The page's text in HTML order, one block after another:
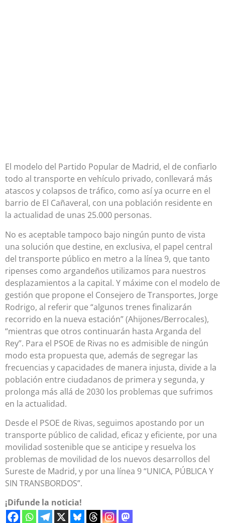
El modelo del Partido Popular de Madrid, el de confiarlo
todo al transporte en vehículo privado, conllevará más
atascos y colapsos de tráfico, como así ya ocurre en el
barrio de El Cañaveral, con una población residente en
la actualidad de unas 25.000 personas.
No es aceptable tampoco bajo ningún punto de vista
una solución que destine, en exclusiva, el papel central
del transporte público en metro a la línea 9, que tanto
ripenses como argandeños utilizamos para nuestros
desplazamientos a la capital. Y máxime con el modelo de
gestión que propone el Consejero de Transportes, Jorge
Rodrigo, al referir que “algunos trenes finalizarán
recorrido en la nueva estación” (Ahijones/Berrocales),
“mientras que otros continuarán hasta Arganda del
Rey”. Para el PSOE de Rivas no es admisible de ningún
modo esta propuesta que, además de segregar las
frecuencias y capacidades de manera injusta, divide a la
población entre ciudadanos de primera y segunda, y
prolonga más allá de 2030 los problemas que sufrimos
en la actualidad.
Desde el PSOE de Rivas, seguimos apostando por un
transporte público de calidad, eficaz y eficiente, por una
movilidad sostenible que se anticipe y resuelva los
problemas de movilidad de los nuevos desarrollos del
Sureste de Madrid, y por una línea 9 “UNICA, PÚBLICA Y
SIN TRANSBORDOS”.
¡Difunde la noticia!